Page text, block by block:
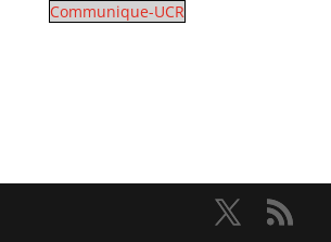
Communique-UCR